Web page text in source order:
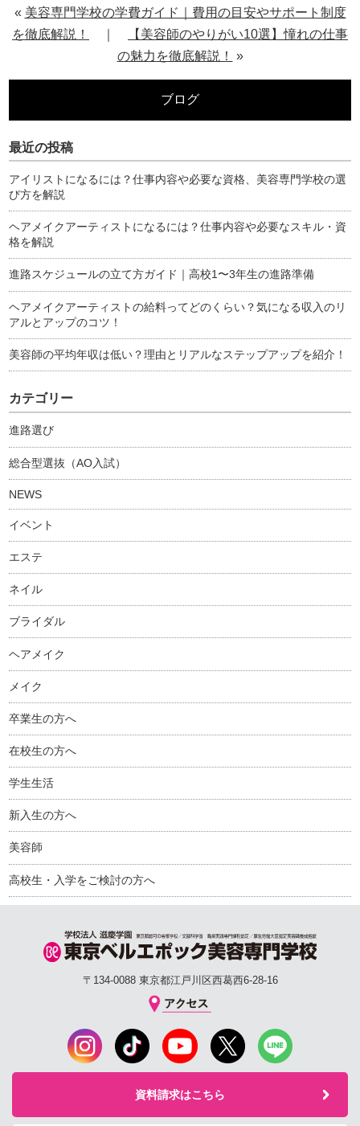
« 美容専門学校の学費ガイド｜費用の目安やサポート制度
を徹底解説！
【美容師のやりがい10選】憧れの仕事
の魅力を徹底解説！
»
ブログ
最近の投稿
アイリストになるには？仕事内容や必要な資格、美容専門学校の選
び方を解説
ヘアメイクアーティストになるには？仕事内容や必要なスキル・資
格を解説
進路スケジュールの立て方ガイド｜高校1〜3年生の進路準備
ヘアメイクアーティストの給料ってどのくらい？気になる収入のリ
アルとアップのコツ！
美容師の平均年収は低い？理由とリアルなステップアップを紹介！
カテゴリー
進路選び
総合型選抜（AO入試）
NEWS
イベント
エステ
ネイル
ブライダル
ヘアメイク
メイク
卒業生の方へ
在校生の方へ
学生生活
新入生の方へ
美容師
高校生・入学をご検討の方へ
〒134-0088 東京都江戸川区西葛西6-28-16
資料請求はこちら